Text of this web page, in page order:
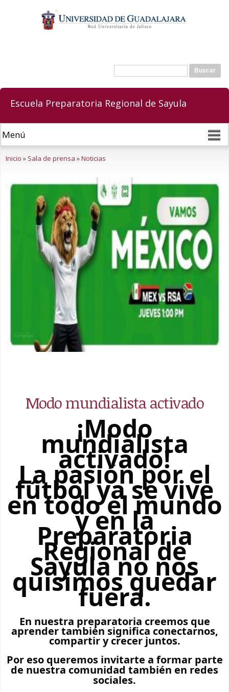
contenido
principal
Formulario de búsqueda
Buscar
Escuela Preparatoria Regional de Sayula
Inicio » Sala de prensa »Noticias
Modo mundialista activado
¡Modo
mundialista
activado!
La pasión por el
fútbol ya se vive
en todo el mundo
y en la
Preparatoria
Regional de
Sayula no nos
quisimos quedar
fuera.
En nuestra preparatoria creemos que
aprender también significa conectarnos,
compartir y crecer juntos.
Por eso queremos invitarte a formar parte
de nuestra comunidad también en redes
sociales.